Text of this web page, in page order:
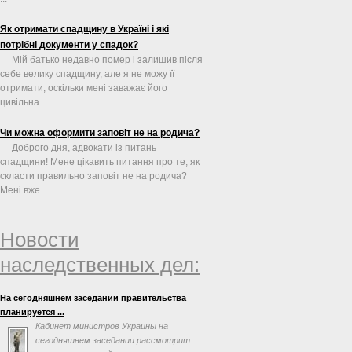
Як отримати спадщину в Україні і які
потрібні документи у спадок?
Мій батько недавно помер і залишив після
себе велику спадщину, але я не можу її
отримати, оскільки мені заважає його
цивільна ...
Чи можна оформити заповіт не на родича?
Доброго дня, адвокати із питань
спадщини! Мене цікавить питання про те, як
скласти правильно заповіт не на родича?
Мені вже ...
Новости
наследственных дел:
На сегодняшнем заседании правительства
планируется ...
Кабинет министров Украины на
сегодняшнем заседании рассмотрит